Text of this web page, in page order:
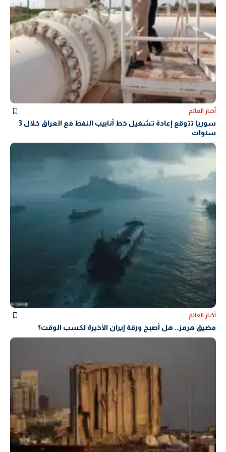
أخبار العالم
سوريا تتوقع إعادة تشغيل خط أنابيب النفط مع العراق خلال 3
سنوات
أخبار العالم
مضيق هرمز.. هل أصبح ورقة إيران الأخيرة لكسب الوقت؟